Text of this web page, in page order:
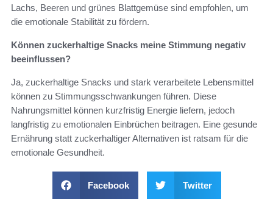
Lachs, Beeren und grünes Blattgemüse sind empfohlen, um
die emotionale Stabilität zu fördern.
Können zuckerhaltige Snacks meine Stimmung negativ
beeinflussen?
Ja, zuckerhaltige Snacks und stark verarbeitete Lebensmittel
können zu Stimmungsschwankungen führen. Diese
Nahrungsmittel können kurzfristig Energie liefern, jedoch
langfristig zu emotionalen Einbrüchen beitragen. Eine gesunde
Ernährung statt zuckerhaltiger Alternativen ist ratsam für die
emotionale Gesundheit.
Facebook Twitter